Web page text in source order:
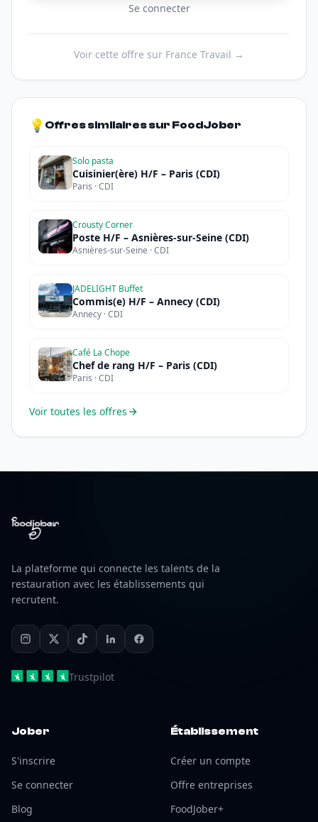
Se connecter
Voir cette offre sur France Travail →
💡 Offres similaires sur FoodJober
Solo pasta
Cuisinier(ère) H/F – Paris (CDI)
Paris · CDI
Crousty Corner
Poste H/F – Asnières-sur-Seine (CDI)
Asnières-sur-Seine · CDI
JADELIGHT Buffet
Commis(e) H/F – Annecy (CDI)
Annecy · CDI
Café La Chope
Chef de rang H/F – Paris (CDI)
Paris · CDI
Voir toutes les offres
La plateforme qui connecte les talents de la
restauration avec les établissements qui
recrutent.
Trustpilot
Jober
S'inscrire
Se connecter
Blog
Établissement
Créer un compte
Offre entreprises
FoodJober+